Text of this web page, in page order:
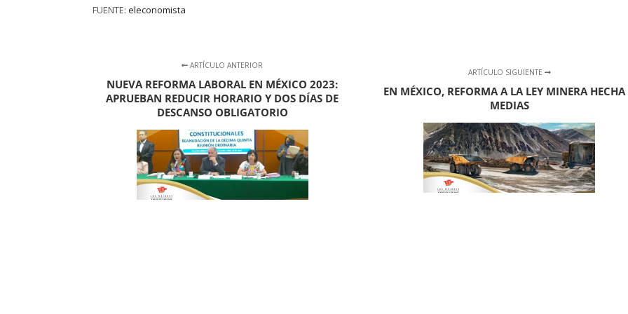
FUENTE: eleconomista
ARTÍCULO ANTERIOR
NUEVA REFORMA LABORAL EN MÉXICO 2023:
APRUEBAN REDUCIR HORARIO Y DOS DÍAS DE
DESCANSO OBLIGATORIO
ARTÍCULO SIGUIENTE
EN MÉXICO, REFORMA A LA LEY MINERA HECHA
MEDIAS